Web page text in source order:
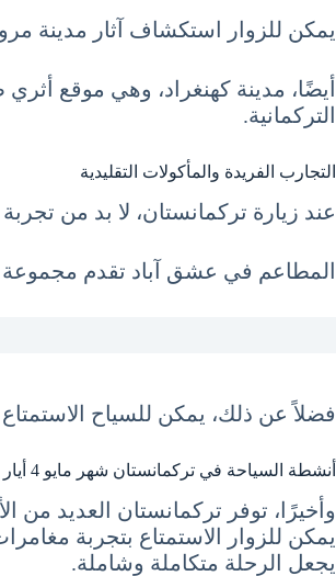
يمكن للزوار استكشاف آثار مدينة
أيضًا، مدينة كهنغراد، وهي موقع
التركمانية.
التجارب الفريدة والمأكولات التقليدية
عند زيارة تركمانستان، لا بد من
المطاعم في عشق آباد تقدم مجموعة
فضلاً عن ذلك، يمكن للسياح الاستمتاع
أنشطة السياحة في تركمانستان شهر مايو 4 أيار May
وأخيرًا، توفر تركمانستان العديد
يمكن للزوار الاستمتاع بتجربة
يجعل الرحلة متكاملة وشاملة.